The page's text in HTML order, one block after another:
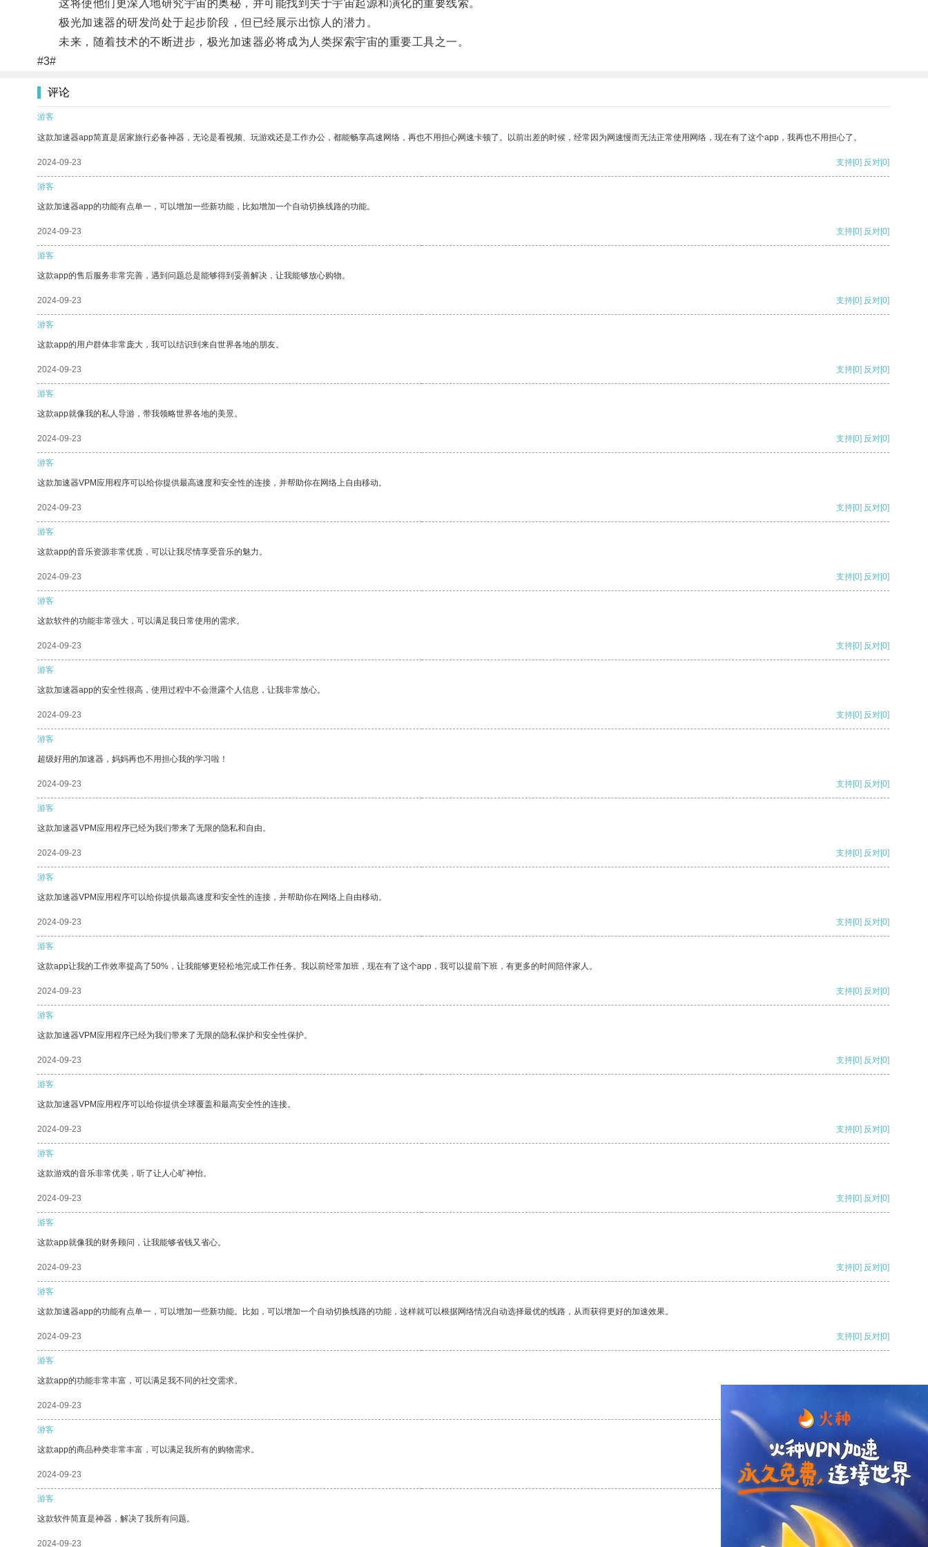
这将使他们更深入地研究宇宙的奥秘，并可能找到关于宇宙起源和演化的重要线索。
极光加速器的研发尚处于起步阶段，但已经展示出惊人的潜力。
未来，随着技术的不断进步，极光加速器必将成为人类探索宇宙的重要工具之一。
#3#
评论
游客
这款加速器app简直是居家旅行必备神器，无论是看视频、玩游戏还是工作办公，都能畅享高速网络，再也不用担心网速卡顿了。以前出差的时候，经常因为网速慢而无法正常使用网络，现在有了这个app，我再也不用担心了。
2024-09-23 支持[0] 反对[0]
游客
这款加速器app的功能有点单一，可以增加一些新功能，比如增加一个自动切换线路的功能。
2024-09-23 支持[0] 反对[0]
游客
这款app的售后服务非常完善，遇到问题总是能够得到妥善解决，让我能够放心购物。
2024-09-23 支持[0] 反对[0]
游客
这款app的用户群体非常庞大，我可以结识到来自世界各地的朋友。
2024-09-23 支持[0] 反对[0]
游客
这款app就像我的私人导游，带我领略世界各地的美景。
2024-09-23 支持[0] 反对[0]
游客
这款加速器VPM应用程序可以给你提供最高速度和安全性的连接，并帮助你在网络上自由移动。
2024-09-23 支持[0] 反对[0]
游客
这款app的音乐资源非常优质，可以让我尽情享受音乐的魅力。
2024-09-23 支持[0] 反对[0]
游客
这款软件的功能非常强大，可以满足我日常使用的需求。
2024-09-23 支持[0] 反对[0]
游客
这款加速器app的安全性很高，使用过程中不会泄露个人信息，让我非常放心。
2024-09-23 支持[0] 反对[0]
游客
超级好用的加速器，妈妈再也不用担心我的学习啦！
2024-09-23 支持[0] 反对[0]
游客
这款加速器VPM应用程序已经为我们带来了无限的隐私和自由。
2024-09-23 支持[0] 反对[0]
游客
这款加速器VPM应用程序可以给你提供最高速度和安全性的连接，并帮助你在网络上自由移动。
2024-09-23 支持[0] 反对[0]
游客
这款app让我的工作效率提高了50%，让我能够更轻松地完成工作任务。我以前经常加班，现在有了这个app，我可以提前下班，有更多的时间陪伴家人。
2024-09-23 支持[0] 反对[0]
游客
这款加速器VPM应用程序已经为我们带来了无限的隐私保护和安全性保护。
2024-09-23 支持[0] 反对[0]
游客
这款加速器VPM应用程序可以给你提供全球覆盖和最高安全性的连接。
2024-09-23 支持[0] 反对[0]
游客
这款游戏的音乐非常优美，听了让人心旷神怡。
2024-09-23 支持[0] 反对[0]
游客
这款app就像我的财务顾问，让我能够省钱又省心。
2024-09-23 支持[0] 反对[0]
游客
这款加速器app的功能有点单一，可以增加一些新功能。比如，可以增加一个自动切换线路的功能，这样就可以根据网络情况自动选择最优的线路，从而获得更好的加速效果。
2024-09-23 支持[0] 反对[0]
游客
这款app的功能非常丰富，可以满足我不同的社交需求。
2024-09-23
游客
这款app的商品种类非常丰富，可以满足我所有的购物需求。
2024-09-23 支持 [0] 反对[0]
游客
这款软件简直是神器，解决了我所有问题。
2024-09-23 支持[0] 反对